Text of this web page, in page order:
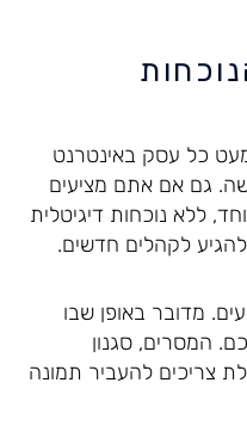
כל עסק באינטרנט
גם אם אתם מציעים
ללא נוכחות דיגיטלית
לקהלים חדשים.
מדובר באופן שבו
המסרים, סגנון
צריכים להעביר תמונה